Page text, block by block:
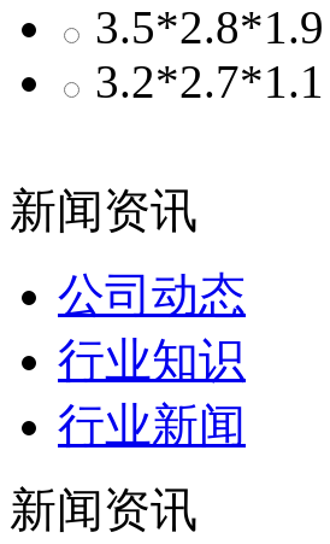
3.5*2.8*1.9
3.2*2.7*1.1
新闻资讯
公司动态
行业知识
行业新闻
新闻资讯